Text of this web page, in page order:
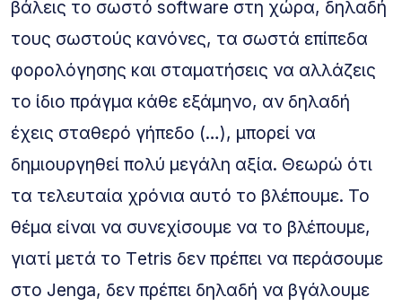
βάλεις το σωστό software στη χώρα, δηλαδή
τους σωστούς κανόνες, τα σωστά επίπεδα
φορολόγησης και σταματήσεις να αλλάζεις
το ίδιο πράγμα κάθε εξάμηνο, αν δηλαδή
έχεις σταθερό γήπεδο (…), μπορεί να
δημιουργηθεί πολύ μεγάλη αξία. Θεωρώ ότι
τα τελευταία χρόνια αυτό το βλέπουμε. Το
θέμα είναι να συνεχίσουμε να το βλέπουμε,
γιατί μετά το Τetris δεν πρέπει να περάσουμε
στο Jenga, δεν πρέπει δηλαδή να βγάλουμε